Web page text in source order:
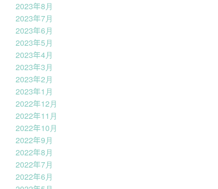
2023年8月
2023年7月
2023年6月
2023年5月
2023年4月
2023年3月
2023年2月
2023年1月
2022年12月
2022年11月
2022年10月
2022年9月
2022年8月
2022年7月
2022年6月